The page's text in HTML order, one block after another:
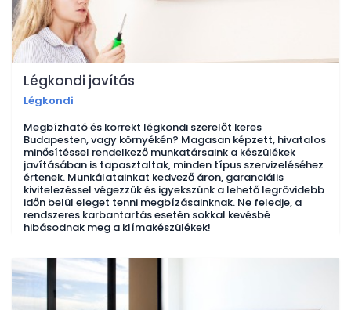
Légkondi javítás
Légkondi
Megbízható és korrekt légkondi szerelőt keres
Budapesten, vagy környékén? Magasan képzett, hivatalos
minősítéssel rendelkező munkatársaink a készülékek
javításában is tapasztaltak, minden típus szervizeléséhez
értenek. Munkálatainkat kedvező áron, garanciális
kivitelezéssel végezzük és igyekszünk a lehető legrövidebb
időn belül eleget tenni megbízásainknak. Ne feledje, a
rendszeres karbantartás esetén sokkal kevésbé
hibásodnak meg a klímakészülékek!